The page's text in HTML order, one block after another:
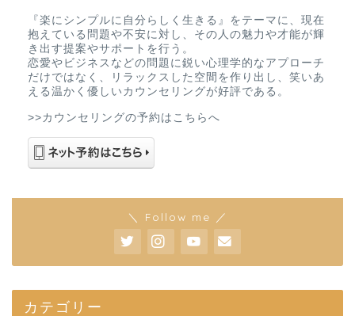
『楽にシンプルに自分らしく生きる』をテーマに、現在
抱えている問題や不安に対し、その人の魅力や才能が輝
き出す提案やサポートを行う。
恋愛やビジネスなどの問題に鋭い心理学的なアプローチ
だけではなく、リラックスした空間を作り出し、笑いあ
える温かく優しいカウンセリングが好評である。
>>カウンセリングの予約はこちらへ
＼ Follow me ／
カテゴリー